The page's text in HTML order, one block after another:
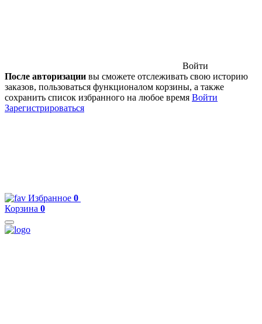
Войти
После авторизации вы сможете отслеживать свою историю
заказов, пользоваться функционалом корзины, а также
сохранить список избранного на любое время Войти
Зарегистрироваться
Избранное 0
Корзина 0